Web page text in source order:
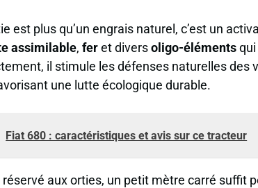
est plus qu’un engrais naturel, c’est un
assimilable, feret diversoligo-éléments
il stimule les défenses naturelles
une lutte écologique durable.
Fiat 680 : caractéristiques et avis sur ce tracteur
réservé aux orties, un petit mètre carré suffit